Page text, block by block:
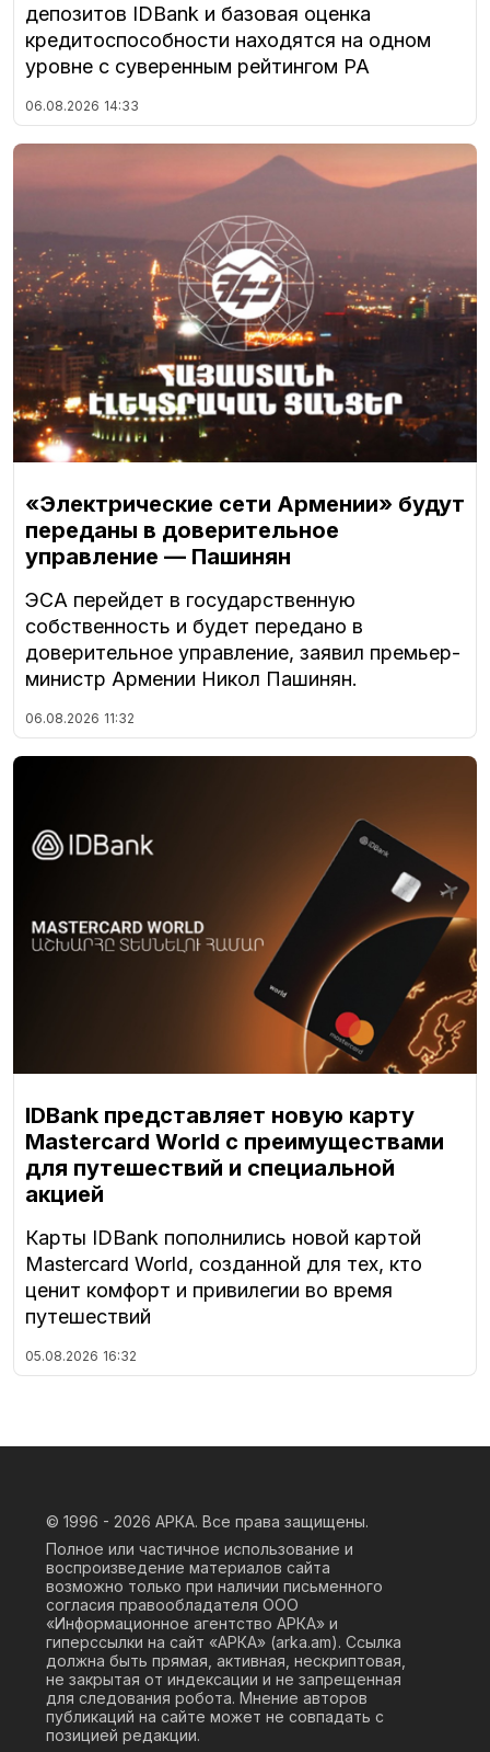
депозитов IDBank и базовая оценка
кредитоспособности находятся на одном
уровне с суверенным рейтингом РА
06.08.2026 14:33
«Электрические сети Армении» будут
переданы в доверительное
управление — Пашинян
ЭСА перейдет в государственную
собственность и будет передано в
доверительное управление, заявил премьер-
министр Армении Никол Пашинян.
06.08.2026 11:32
IDBank представляет новую карту
Mastercard World с преимуществами
для путешествий и специальной
акцией
Карты IDBank пополнились новой картой
Mastercard World, созданной для тех, кто
ценит комфорт и привилегии во время
путешествий
05.08.2026 16:32
© 1996 - 2026 АРКА. Все права защищены.
Полное или частичное использование и
воспроизведение материалов сайта
возможно только при наличии письменного
согласия правообладателя ООО
«Информационное агентство АРКА» и
гиперссылки на сайт «АРКА» (arka.am). Ссылка
должна быть прямая, активная, нескриптовая,
не закрытая от индексации и не запрещенная
для следования робота. Мнение авторов
публикаций на сайте может не совпадать с
позицией редакции.